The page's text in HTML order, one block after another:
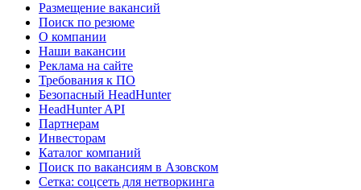
Размещение вакансий
Поиск по резюме
О компании
Наши вакансии
Реклама на сайте
Требования к ПО
Безопасный HeadHunter
HeadHunter API
Партнерам
Инвесторам
Каталог компаний
Поиск по вакансиям в Азовском
Сетка: соцсеть для нетворкинга